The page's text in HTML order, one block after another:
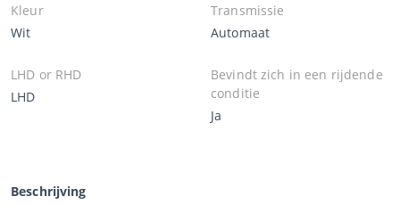
Kleur
Wit
Transmissie
Automaat
LHD or RHD
LHD
Bevindt zich in een rijdende
conditie
Ja
Beschrijving